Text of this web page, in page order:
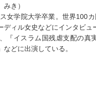
き）
女学院大学卒業。世界100
ディル女史などにインタビ
『イスラム国残虐支配の真
どに出演している。